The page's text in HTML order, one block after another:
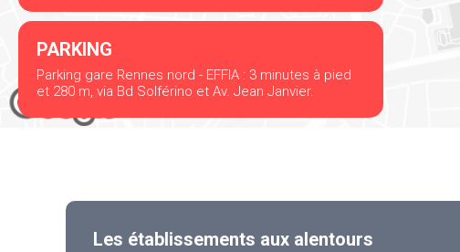
PARKING
Parking gare Rennes nord - EFFIA : 3 minutes à pied
et 280 m, via Bd Solférino et Av. Jean Janvier.
Les établissements aux alentours